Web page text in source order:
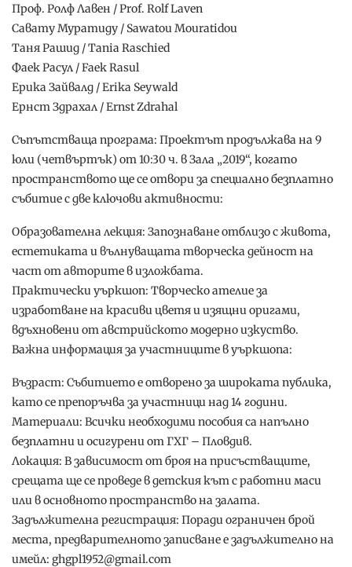
Проф. Ролф Лавен / Prof. Rolf Laven
Савату Муратиду / Sawatou Mouratidou
Таня Рашид / Tania Raschied
Фаек Расул / Faek Rasul
Ерика Зайвалд / Erika Seywald
Ернст Здрахал / Ernst Zdrahal
Съпътстваща програма: Проектът продължава на 9
юли (четвъртък) от 10:30 ч. в Зала „2019“, когато
пространството ще се отвори за специално безплатно
събитие с две ключови активности:
Образователна лекция: Запознаване отблизо с живота,
естетиката и вълнуващата творческа дейност на
част от авторите в изложбата.
Практически уъркшоп: Творческо ателие за
изработване на красиви цветя и изящни оригами,
вдъхновени от австрийското модерно изкуство.
Важна информация за участниците в уъркшопа:
Възраст: Събитието е отворено за широката публика,
като се препоръчва за участници над 14 години.
Материали: Всички необходими пособия са напълно
безплатни и осигурени от ГХГ – Пловдив.
Локация: В зависимост от броя на присъстващите,
срещата ще се проведе в детския кът с работни маси
или в основното пространство на залата.
Задължителна регистрация: Поради ограничен брой
места, предварителното записване е задължително на
имейл: ghgpl1952@gmail.com